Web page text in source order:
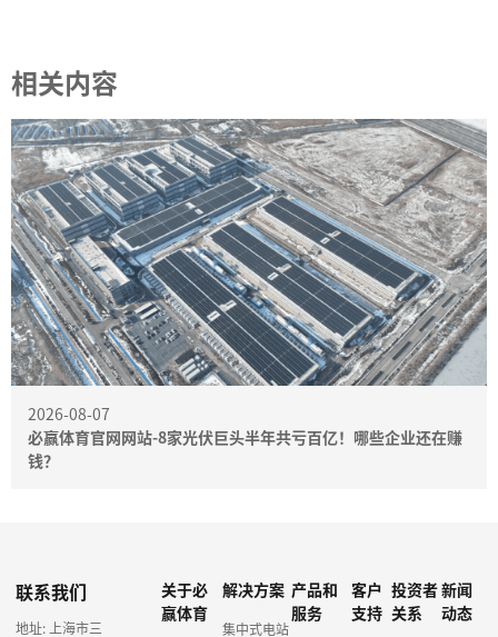
相关内容
2026-08-07
必赢体育官网网站-8家光伏巨头半年共亏百亿！哪些企业还在赚
钱？
联系我们
地址: 上海市三
关于必
赢体育
解决方案
集中式电站
产品和
服务
客户
支持
投资者
关系
新闻
动态